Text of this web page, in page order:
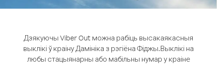
Дзякуючы Viber Out можна рабіць высакаякасныя
выклікі ў краіну Дамініка з рэгіёна Фіджы.Выклікі на
любы стацыянарны або мабільны нумар у краіне